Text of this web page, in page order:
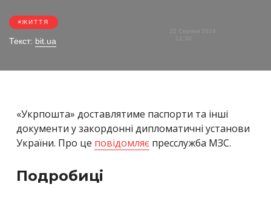
ЖИТТЯ
Текст: bit.ua
«Укрпошта» доставлятиме паспорти та інші
документи у закордонні дипломатичні установи
України. Про це повідомляє пресслужба МЗС.
Подробиці